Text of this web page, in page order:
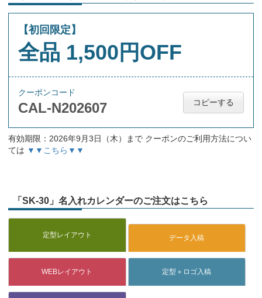
【初回限定】
全品 1,500円OFF
クーポンコード
CAL-N202607 コピーする
有効期限：2026年9月3日（木）まで クーポンのご利用方法につい
ては ▼▼こちら▼▼
「SK-30」名入れカレンダーのご注文はこちら